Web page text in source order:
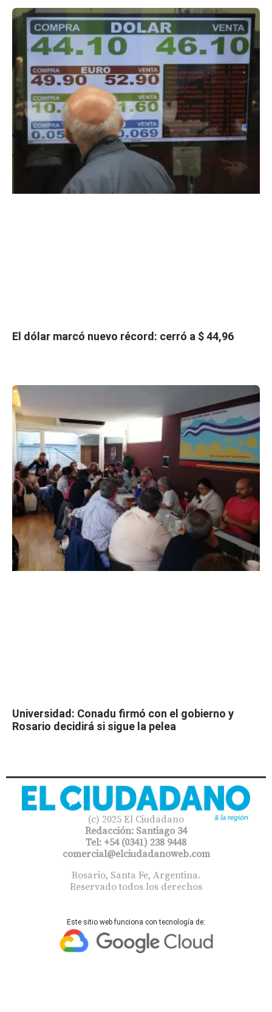
El dólar marcó nuevo récord: cerró a $ 44,96
Universidad: Conadu firmó con el gobierno y
Rosario decidirá si sigue la pelea
(c) 2025 El Ciudadano
Redacción: Santiago 34
Tel: +54 (0341) 238 9448
comercial@elciudadanoweb.com​
Rosario, Santa Fe, Argentina.
Reservado todos los derechos
Este sitio web funciona con tecnología de: